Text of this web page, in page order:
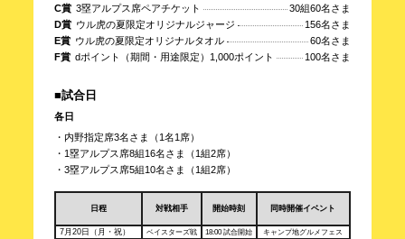
C賞 3塁アルプス席ペアチケット
30組60名さま
D賞 ウル虎の夏限定オリジナルジャージ
156名さま
E賞 ウル虎の夏限定オリジナルタオル
60名さま
F賞 dポイント（期間・用途限定）1,000ポイント 100名さま
■試合日
各日
・内野指定席3名さま（1名1席）
・1塁アルプス席8組16名さま（1組2席）
・3塁アルプス席5組10名さま（1組2席）
日程 対戦相手 開始時刻 同時開催イベント
7月20日（月・祝） ベイスターズ戦 18:00 試合開始
キャンプ地グルメフェス